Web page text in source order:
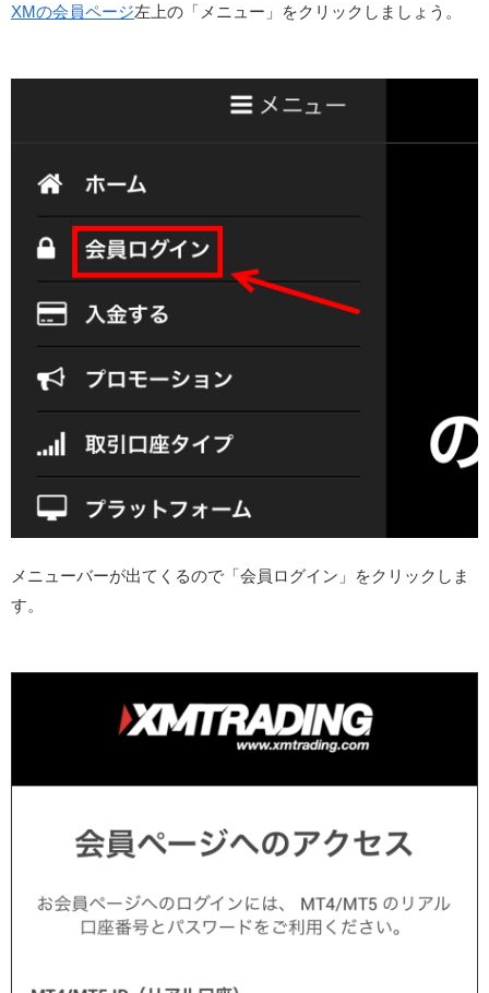
XMの会員ページ左上の「メニュー」をクリックしましょう。
メニューバーが出てくるので「会員ログイン」をクリックしま
す。